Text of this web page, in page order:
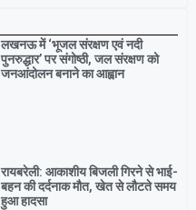
लखनऊ में ‘भूजल संरक्षण एवं नदी
पुनरुद्धार’ पर संगोष्ठी, जल संरक्षण को
जनआंदोलन बनाने का आह्वान
रायबरेली: आकाशीय बिजली गिरने से भाई-
बहन की दर्दनाक मौत, खेत से लौटते समय
हुआ हादसा